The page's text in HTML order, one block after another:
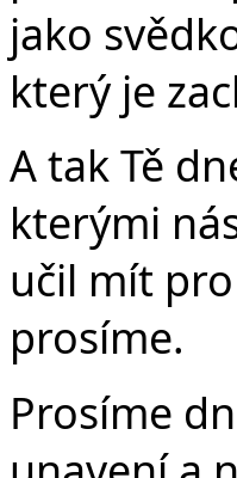
jako
který je
A tak Tě
kterými
učil mít
prosíme.
Prosíme